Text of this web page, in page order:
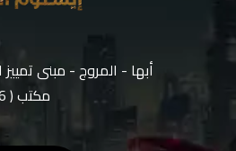
أبها - المروج - مبنى
مكتب ( 116 )